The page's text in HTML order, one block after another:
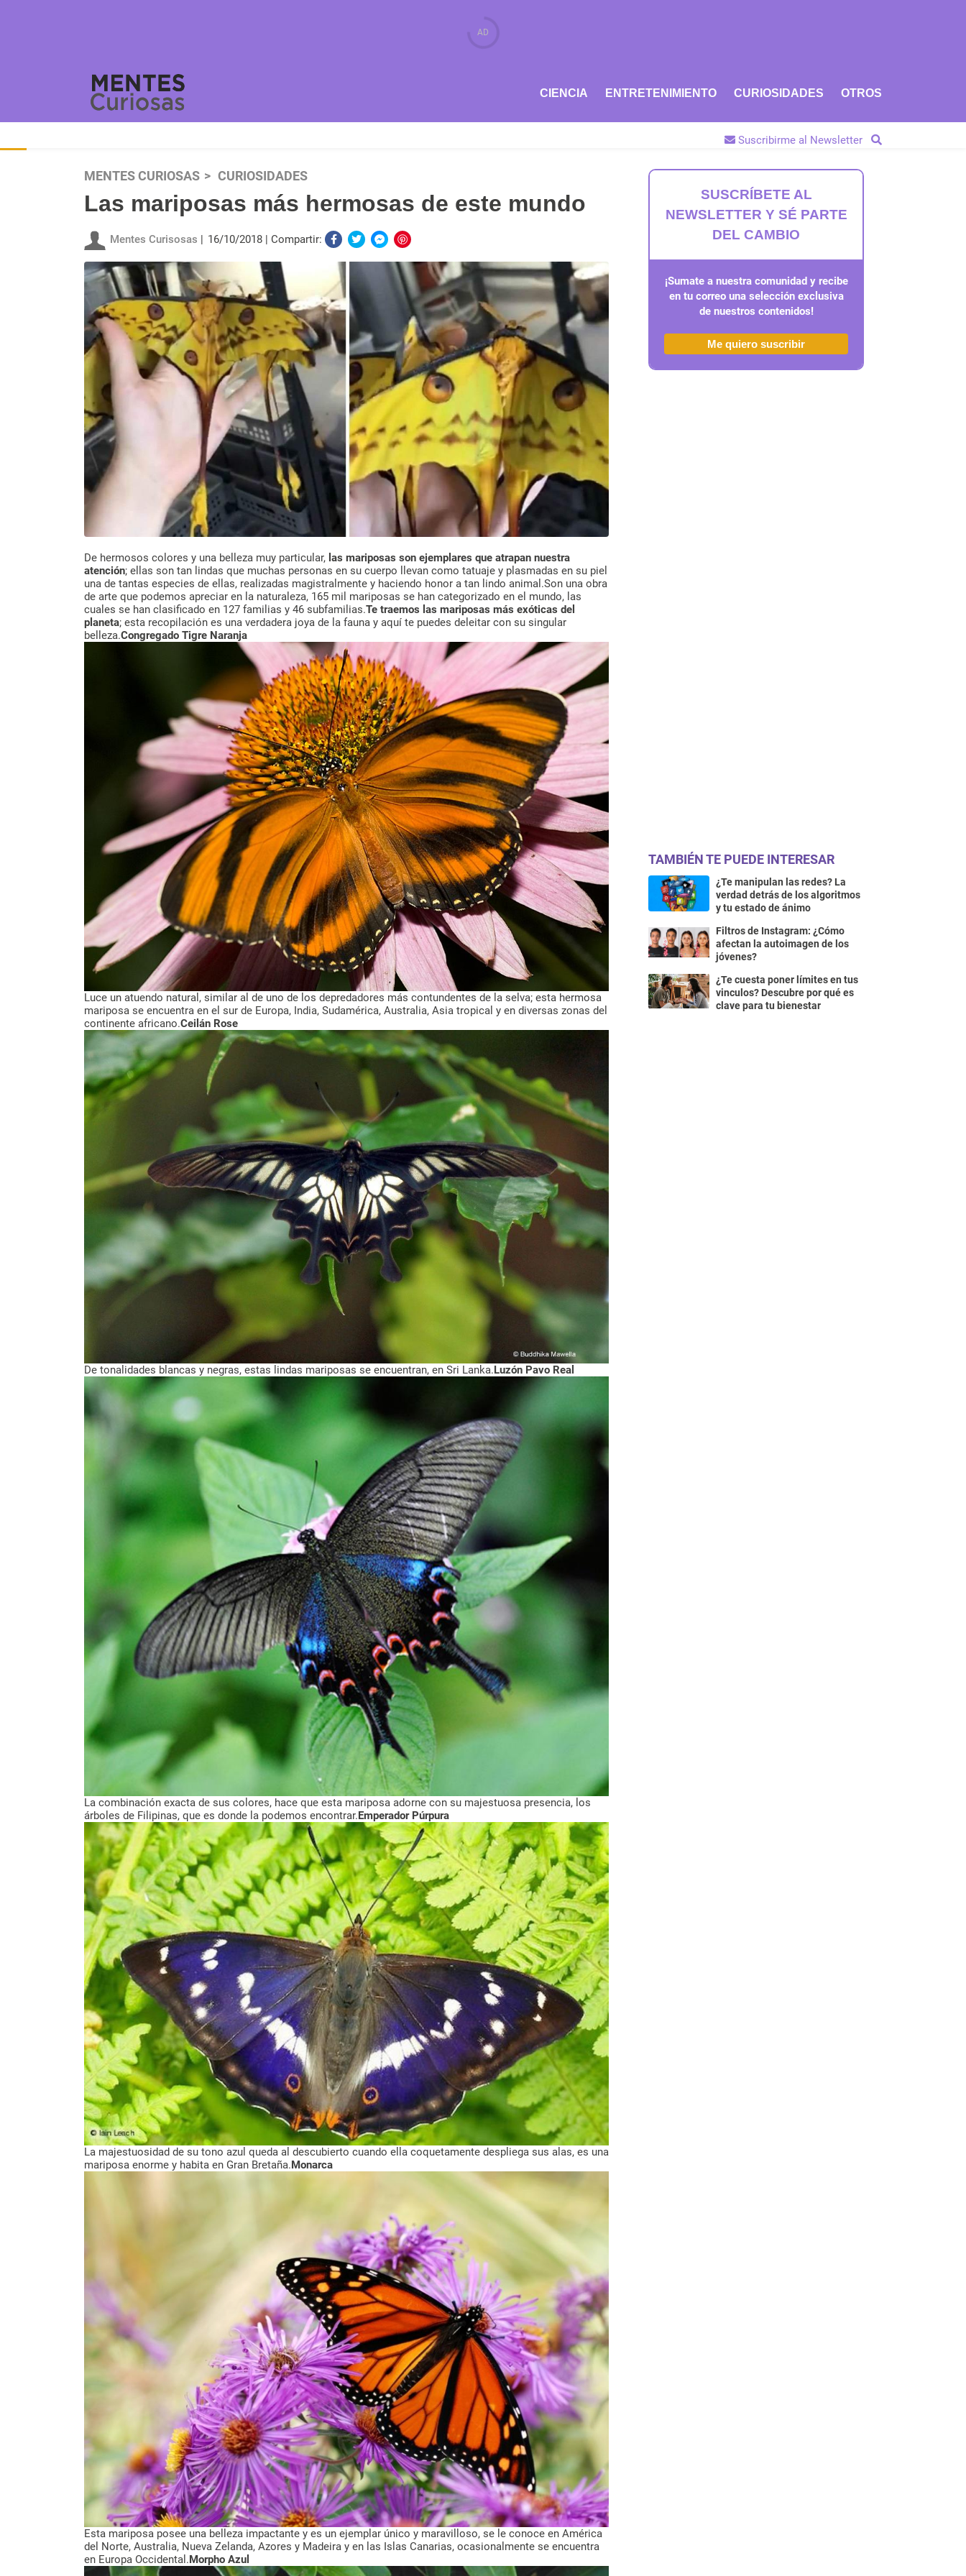
CIENCIA ENTRETENIMIENTO CURIOSIDADES OTROS
Suscribirme al Newsletter
MENTES CURIOSAS CURIOSIDADES
Las mariposas más hermosas de este mundo
Mentes Curisosas 16/10/2018 Compartir:
De hermosos colores y una belleza muy particular, las mariposas son ejemplares que atrapan nuestra
atención; ellas son tan lindas que muchas personas en su cuerpo llevan como tatuaje y plasmadas en su piel
una de tantas especies de ellas, realizadas magistralmente y haciendo honor a tan lindo animal.Son una obra
de arte que podemos apreciar en la naturaleza, 165 mil mariposas se han categorizado en el mundo, las
cuales se han clasificado en 127 familias y 46 subfamilias.Te traemos las mariposas más exóticas del
planeta; esta recopilación es una verdadera joya de la fauna y aquí te puedes deleitar con su singular
belleza.Congregado Tigre Naranja
Luce un atuendo natural, similar al de uno de los depredadores más contundentes de la selva; esta hermosa
mariposa se encuentra en el sur de Europa, India, Sudamérica, Australia, Asia tropical y en diversas zonas del
continente africano.Ceilán Rose
De tonalidades blancas y negras, estas lindas mariposas se encuentran, en Sri Lanka.Luzón Pavo Real
La combinación exacta de sus colores, hace que esta mariposa adorne con su majestuosa presencia, los
árboles de Filipinas, que es donde la podemos encontrar.Emperador Púrpura
La majestuosidad de su tono azul queda al descubierto cuando ella coquetamente despliega sus alas, es una
mariposa enorme y habita en Gran Bretaña.Monarca
Esta mariposa posee una belleza impactante y es un ejemplar único y maravilloso, se le conoce en América
del Norte, Australia, Nueva Zelanda, Azores y Madeira y en las Islas Canarias, ocasionalmente se encuentra
en Europa Occidental. Morpho Azul
SUSCRÍBETE AL
NEWSLETTER Y SÉ PARTE
DEL CAMBIO
¡Sumate a nuestra comunidad y recibe
en tu correo una selección exclusiva
de nuestros contenidos!
Me quiero suscribir
TAMBIÉN TE PUEDE INTERESAR
¿Te manipulan las redes? La
verdad detrás de los algoritmos
y tu estado de ánimo
Filtros de Instagram: ¿Cómo
afectan la autoimagen de los
jóvenes?
¿Te cuesta poner límites en tus
vinculos? Descubre por qué es
clave para tu bienestar